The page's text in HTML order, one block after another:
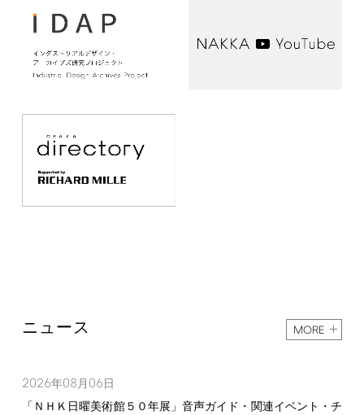
ニュース MORE
2026年08月 06日
「ＮＨＫ日曜美術館５０年展」音声ガイド・関連イベント・チ